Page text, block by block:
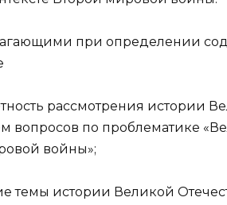
при определении
рассмотрения истории
вопросов по проблематике
войны»;
темы истории Великой